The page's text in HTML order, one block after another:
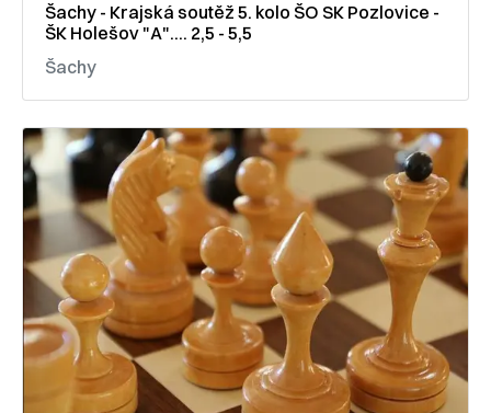
Šachy - Krajská soutěž 5. kolo ŠO SK Pozlovice -
ŠK Holešov "A".... 2,5 - 5,5
Šachy